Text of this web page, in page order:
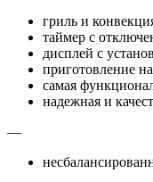
гриль и
таймер с
дисплей с
приготовление
самая
надежная и
—